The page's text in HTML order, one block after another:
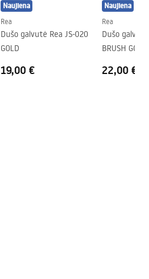
1/2 colio
Naujiena
Rea
Dušo galvutė Rea JS-020
GOLD
19,00 €
Naujiena
Rea
Dušo
BRUSH GOLD
22,00 €